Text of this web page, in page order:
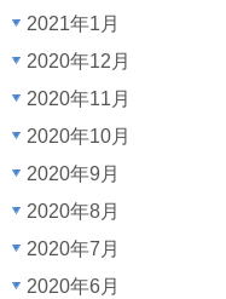
2021年1月
2020年12月
2020年11月
2020年10月
2020年9月
2020年8月
2020年7月
2020年6月